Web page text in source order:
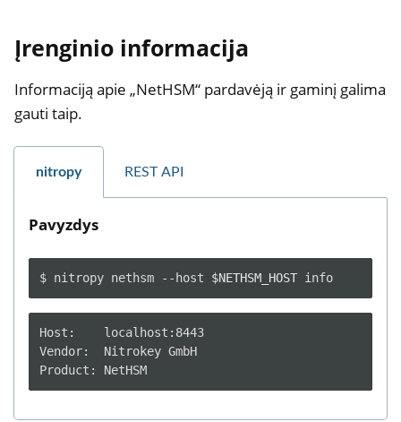
navigation of Compatible Software
navigation of NitroWall
navigation of NitroWall NW750
navigation of Programinė įranga
Įrenginio informacija
Informaciją apie „NetHSM“ pardavėją ir gaminį galima
gauti taip.
nitropy REST API
Pavyzdys
$ nitropy nethsm --host $NETHSM_HOST
Host:    localhost:8443
Vendor:  Nitrokey GmbH